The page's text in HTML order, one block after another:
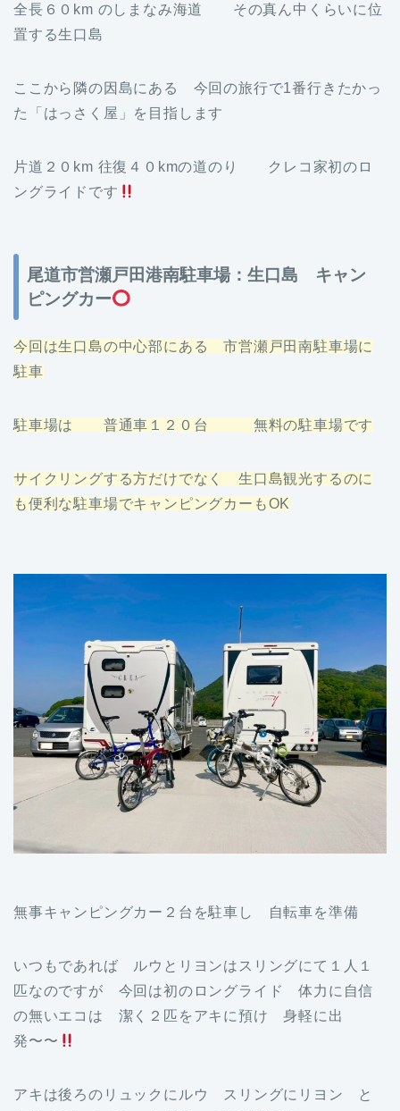
全長６０km のしまなみ海道 その真ん中くらいに位
置する生口島
ここから隣の因島にある 今回の旅行で1番行きたかっ
た「はっさく屋」を目指します
片道２０km 往復４０kmの道のり クレコ家初のロ
ングライドです
尾道市営瀬戸田港南駐車場：生口島 キャン
ピングカー
今回は生口島の中心部にある 市営瀬戸田南駐車場に
駐車
駐車場は 普通車１２０台 無料の駐車場です
サイクリングする方だけでなく 生口島観光するのに
も便利な駐車場でキャンピングカーもOK
無事キャンピングカー２台を駐車し 自転車を準備
いつもであれば ルウとリヨンはスリングにて１人１
匹なのですが 今回は初のロングライド 体力に自信
の無いエコは 潔く２匹をアキに預け 身軽に出
発〜〜
アキは後ろのリュックにルウ スリングにリヨン と